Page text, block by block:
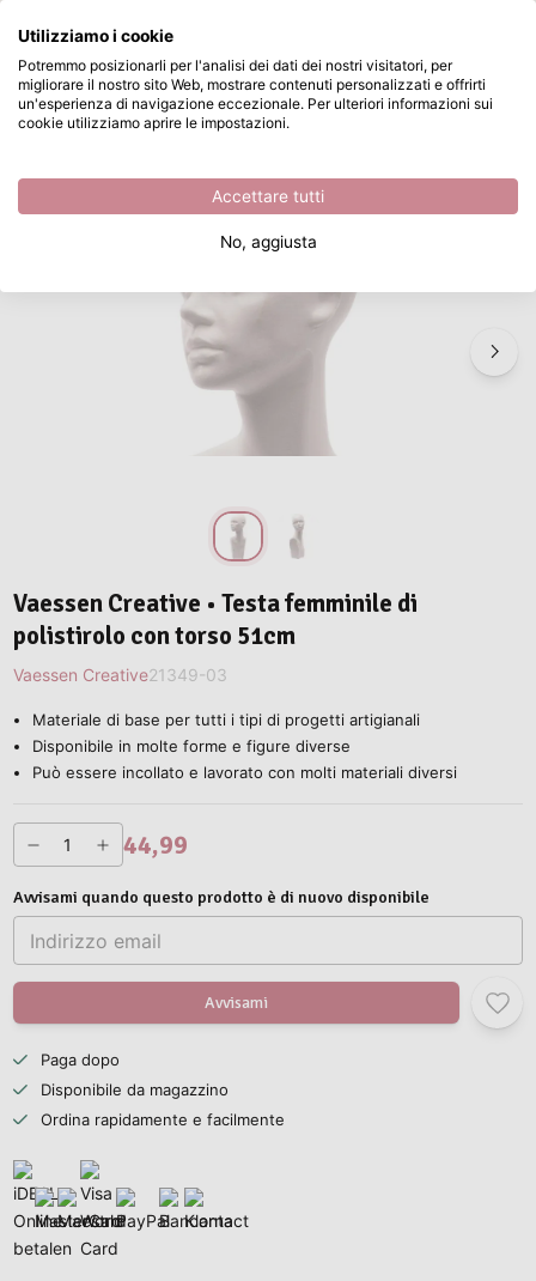
Passa al contenuto principale
Disponibile da magazzino Vaessen Creative • Testa femminile di polistirolo con torso 51cm
/ Vaessen Creative /
Vaessen Creative • Testa femminile di
polistirolo con torso 51cm
Vaessen Creative21349-03
Materiale di base per tutti i tipi di progetti artigianali
Disponibile in molte forme e figure diverse
Può essere incollato e lavorato con molti materiali diversi
44,99
Avvisami quando questo prodotto è di nuovo disponibile
Avvisami
Paga dopo
Disponibile da magazzino
Ordina rapidamente e facilmente
Cosa stai cercando?
Utilizziamo i cookie
Potremmo posizionarli per l'analisi dei dati dei nostri visitatori, per
migliorare il nostro sito Web, mostrare contenuti personalizzati e offrirti
un'esperienza di navigazione eccezionale. Per ulteriori informazioni sui
cookie utilizziamo aprire le impostazioni.
Accettare tutti
No, aggiusta